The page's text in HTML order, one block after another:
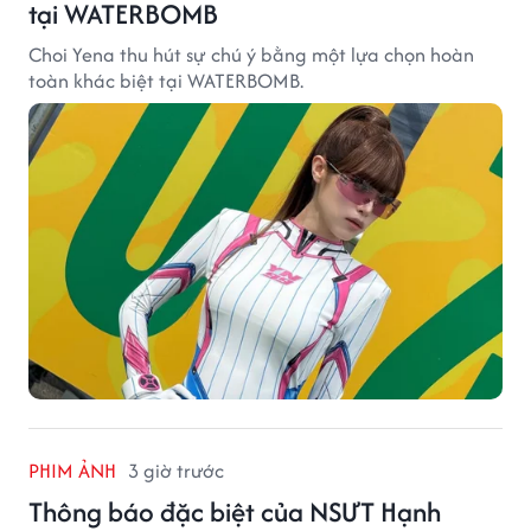
tại WATERBOMB
Choi Yena thu hút sự chú ý bằng một lựa chọn hoàn
toàn khác biệt tại WATERBOMB.
PHIM ẢNH 3 giờ trước
Thông báo đặc biệt của NSƯT Hạnh